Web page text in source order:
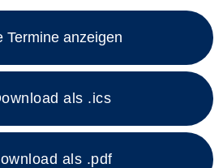
Termine zum diesen Kurs
Termine anzeigen
als .ics
als .pdf